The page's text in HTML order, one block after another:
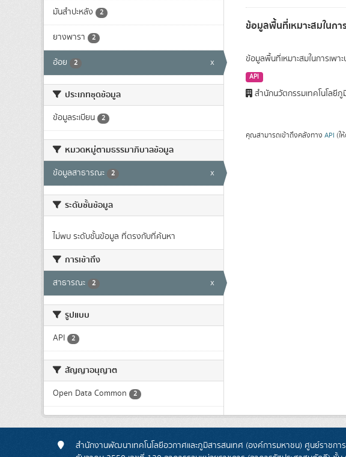
มันสำปะหลัง 2
ยางพารา 2
อ้อย 2 x
ประเภทชุดข้อมูล
ข้อมูลระเบียน 2
หมวดหมู่ตามธรรมาภิบาลข้อมูล
ข้อมูลสาธารณะ 2 x
ระดับชั้นข้อมูล
ไม่พบ ระดับชั้นข้อมูล ที่ตรงกับที่ค้นหา
การเข้าถึง
สาธารณะ 2 x
รูปแบบ
API 2
สัญญาอนุญาต
Open Data Common 2
ข้อมูลพื้นที่เหมาะสมในก
ข้อมูลพื้นที่เหมาะสมในการเพ
API
สำนักนวัตกรรมเทคโนโลยีภู
คุณสามารถเข้าถึงคลังทาง API (ใ
สำนักงานพัฒนาเทคโนโลยีอวกาศและภูมิสารสนเทศ (องค์การมหาชน) ศูนย์ราชกา